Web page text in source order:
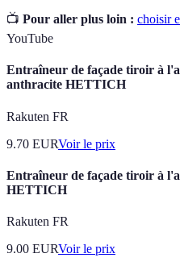
📺 Pour aller plus loin : choisir
YouTube
Entraîneur de façade tiroir à
anthracite HETTICH
Rakuten FR
9.70 EURVoir le prix
Entraîneur de façade tiroir à
HETTICH
Rakuten FR
9.00 EURVoir le prix